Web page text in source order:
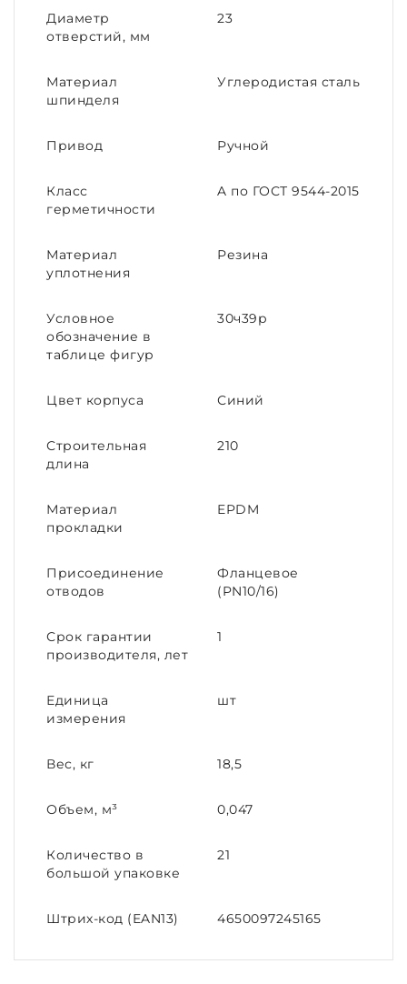
Диаметр
отверстий, мм
23
Материал
шпинделя
Углеродистая сталь
Привод Ручной
Класс
герметичности
A по ГОСТ 9544-2015
Материал
уплотнения
Резина
Условное
обозначение в
таблице фигур
30ч39р
Цвет корпуса Синий
Строительная
длина
210
Материал
прокладки
EPDM
Присоединение
отводов
Фланцевое
(PN10/16)
Срок гарантии
производителя, лет
1
Единица
измерения
шт
Вес, кг 18,5
Объем, м³ 0,047
Количество в
большой упаковке
21
Штрих-код (EAN13) 4650097245165